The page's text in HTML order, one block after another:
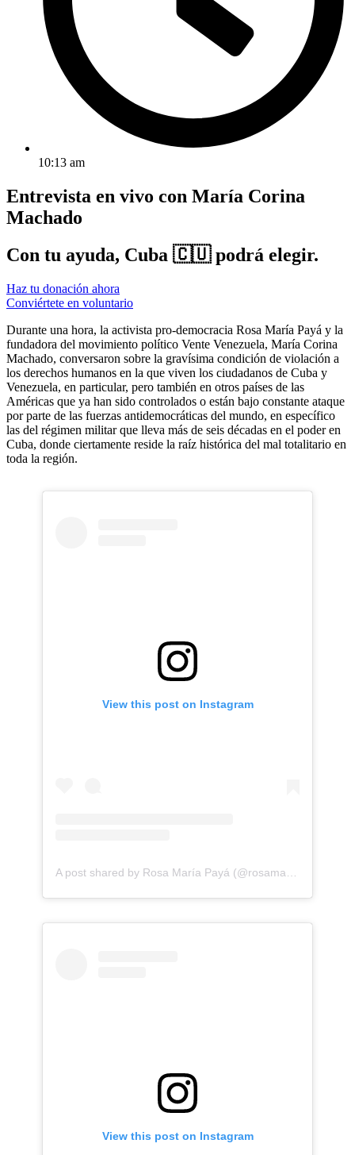
10:13 am
Entrevista en vivo con María Corina
Machado
Con tu ayuda, Cuba 🇨🇺 podrá elegir.
Haz tu donación ahora
Conviértete en voluntario
Durante una hora, la activista pro-democracia Rosa María Payá y la
fundadora del movimiento político Vente Venezuela, María Corina
Machado, conversaron sobre la gravísima condición de violación a
los derechos humanos en la que viven los ciudadanos de Cuba y
Venezuela, en particular, pero también en otros países de las
Américas que ya han sido controlados o están bajo constante ataque
por parte de las fuerzas antidemocráticas del mundo, en específico
las del régimen militar que lleva más de seis décadas en el poder en
Cuba, donde ciertamente reside la raíz histórica del mal totalitario en
toda la región.
View this post on Instagram
View this post on Instagram